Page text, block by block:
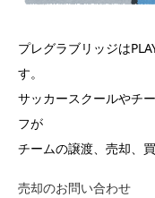
プレグラブリッジは
す。
サッカースクールやチ
フが
チームの譲渡、売却、
売却のお問い合わせ